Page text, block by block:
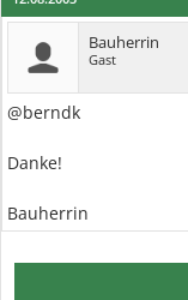
Bauherrin
Gast
@berndk
Danke!
Bauherrin